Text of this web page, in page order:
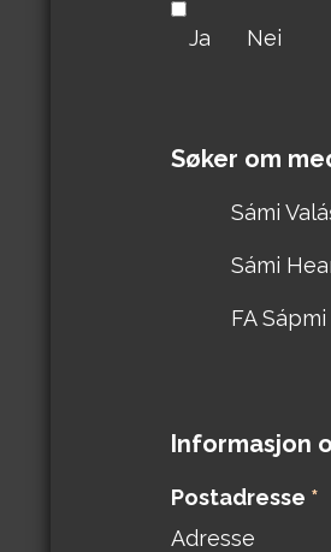
Ja Nei
Søker om
Sámi
Sámi
FA
Informasjon
Postadresse *
Adresse